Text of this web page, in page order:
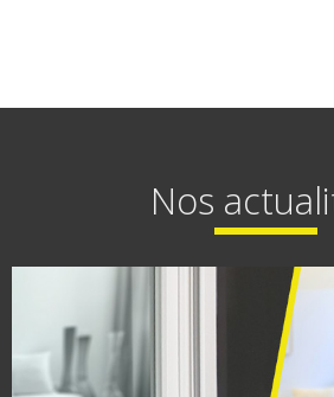
Nos